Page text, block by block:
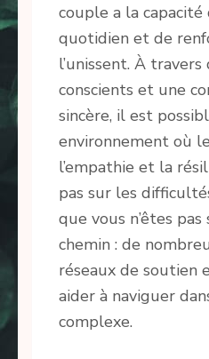
couple a la
quotidien et de
l’unissent. À
conscients et une
sincère, il est
environnement où
l’empathie et la
pas sur les
que vous n’êtes
chemin : de
réseaux de soutien
aider à naviguer
complexe.